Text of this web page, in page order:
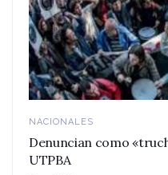
NACIONALES
Denuncian como
UTPBA